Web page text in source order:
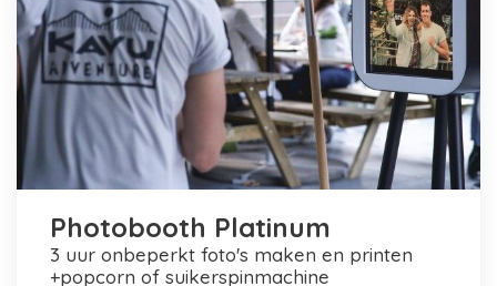
Photobooth Platinum
3 uur onbeperkt foto's maken en printen
+popcorn of suikerspinmachine